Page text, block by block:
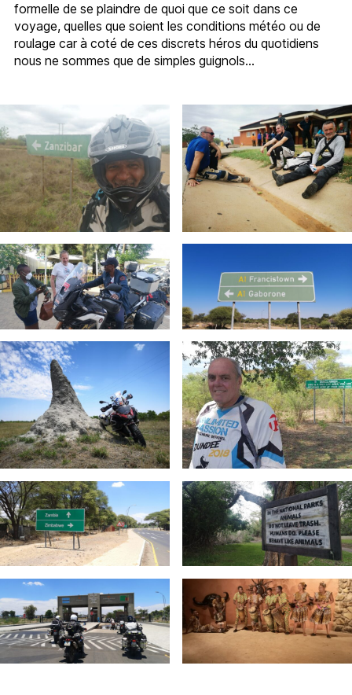
formelle de se plaindre de quoi que ce soit dans ce
voyage, quelles que soient les conditions météo ou de
roulage car à coté de ces discrets héros du quotidiens
nous ne sommes que de simples guignols…